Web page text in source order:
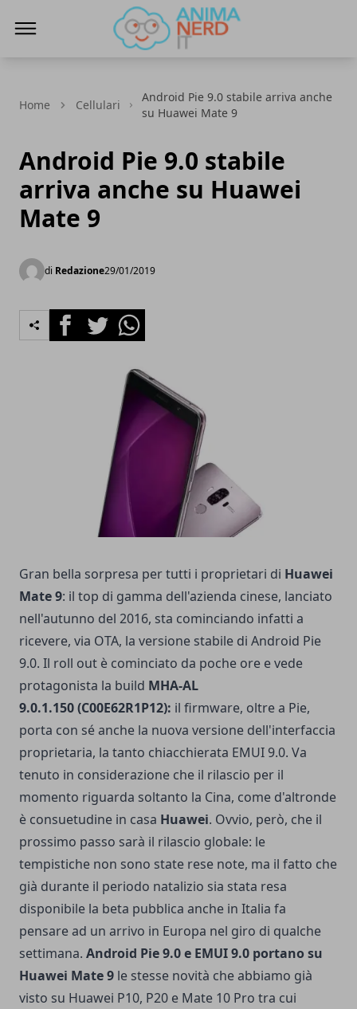
Home Cellulari
Android Pie 9.0 stabile arriva anche
su Huawei Mate 9
Android Pie 9.0 stabile
arriva anche su Huawei
Mate 9
di Redazione29/01/2019
FacebookTwitterWhatsapp
Gran bella sorpresa per tutti i proprietari di Huawei
Mate 9: il top di gamma dell'azienda cinese, lanciato
nell'autunno del 2016, sta cominciando infatti a
ricevere, via OTA, la versione stabile di Android Pie
9.0. Il roll out è cominciato da poche ore e vede
protagonista la build MHA-AL
9.0.1.150(C00E62R1P12): il firmware, oltre a Pie,
porta con sé anche la nuova versione dell'interfaccia
proprietaria, la tanto chiacchierata EMUI 9.0. Va
tenuto in considerazione che il rilascio per il
momento riguarda soltanto la Cina, come d'altronde
è consuetudine in casa Huawei. Ovvio, però, che il
prossimo passo sarà il rilascio globale: le
tempistiche non sono state rese note, ma il fatto che
già durante il periodo natalizio sia stata resa
disponibile la beta pubblica anche in Italia fa
pensare ad un arrivo in Europa nel giro di qualche
settimana. Android Pie 9.0 e EMUI 9.0 portano su
Huawei Mate 9 le stesse novità che abbiamo già
visto su Huawei P10, P20 e Mate 10 Pro tra cui